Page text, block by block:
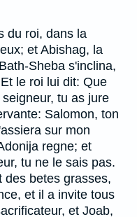
du roi, dans la
et Abishag, la
Sheba s'inclina,
le roi lui dit: Que
tu as jure
Salomon, ton
sur mon
regne; et
tu ne le sais pas.
des betes grasses,
et il a invite tous
et Joab,